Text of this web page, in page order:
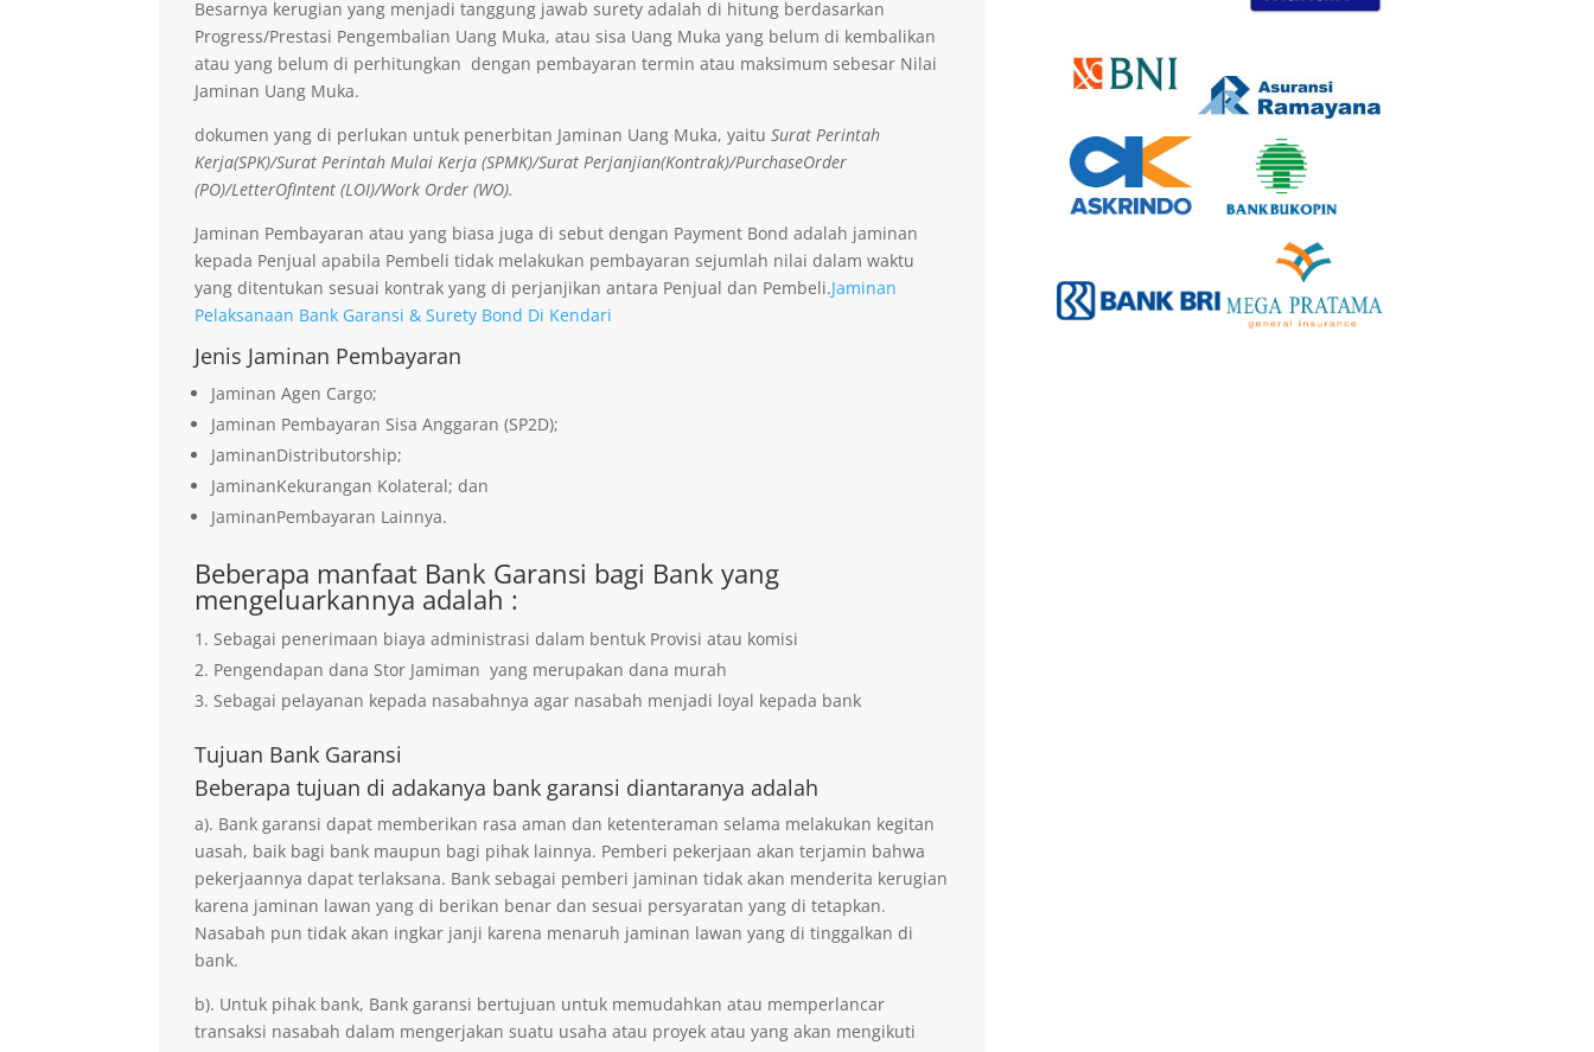
Besarnya kerugian yang menjadi tanggung jawab surety adalah di hitung berdasarkan
Progress/Prestasi Pengembalian Uang Muka, atau sisa Uang Muka yang belum di kembalikan
atau yang belum di perhitungkan dengan pembayaran termin atau maksimum sebesar Nilai
Jaminan Uang Muka.
dokumen yang di perlukan untuk penerbitan Jaminan Uang Muka, yaituSurat Perintah
Kerja(SPK)/Surat Perintah Mulai Kerja (SPMK)/Surat Perjanjian(Kontrak)/PurchaseOrder
(PO)/LetterOfIntent (LOI)/Work Order (WO).
Jaminan Pembayaran atau yang biasa juga di sebut dengan Payment Bond adalah jaminan
kepada Penjual apabila Pembeli tidak melakukan pembayaran sejumlah nilai dalam waktu
yang ditentukan sesuai kontrak yang di perjanjikan antara Penjual dan Pembeli.Jaminan
Pelaksanaan Bank Garansi & Surety Bond Di Kendari
Jenis Jaminan Pembayaran
Jaminan Agen Cargo;
Jaminan Pembayaran Sisa Anggaran (SP2D);
JaminanDistributorship;
JaminanKekurangan Kolateral; dan
JaminanPembayaran Lainnya.
Beberapa manfaat Bank Garansi bagi Bank yang
mengeluarkannya adalah :
Sebagai penerimaan biaya administrasi dalam bentuk Provisi atau komisi
Pengendapan dana Stor Jamiman yang merupakan dana murah
Sebagai pelayanan kepada nasabahnya agar nasabah menjadi loyal kepada bank
Tujuan Bank Garansi
Beberapa tujuan di adakanya bank garansi diantaranya adalah
a). Bank garansi dapat memberikan rasa aman dan ketenteraman selama melakukan kegitan
uasah, baik bagi bank maupun bagi pihak lainnya. Pemberi pekerjaan akan terjamin bahwa
pekerjaannya dapat terlaksana. Bank sebagai pemberi jaminan tidak akan menderita kerugian
karena jaminan lawan yang di berikan benar dan sesuai persyaratan yang di tetapkan.
Nasabah pun tidak akan ingkar janji karena menaruh jaminan lawan yang di tinggalkan di
bank.
b). Untuk pihak bank, Bank garansi bertujuan untuk memudahkan atau memperlancar
transaksi nasabah dalam mengerjakan suatu usaha atau proyek atau yang akan mengikuti